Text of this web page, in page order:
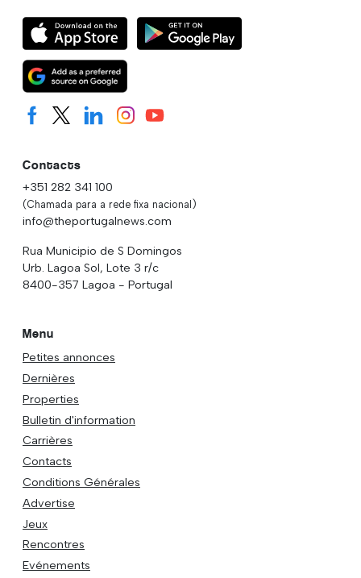
Contacts
+351 282 341 100
(Chamada para a rede fixa nacional)
info@theportugalnews.com
Rua Municipio de S Domingos
Urb. Lagoa Sol, Lote 3 r/c
8400-357 Lagoa - Portugal
Menu
Petites annonces
Dernières
Properties
Bulletin d'information
Carrières
Contacts
Conditions Générales
Advertise
Jeux
Rencontres
Evénements